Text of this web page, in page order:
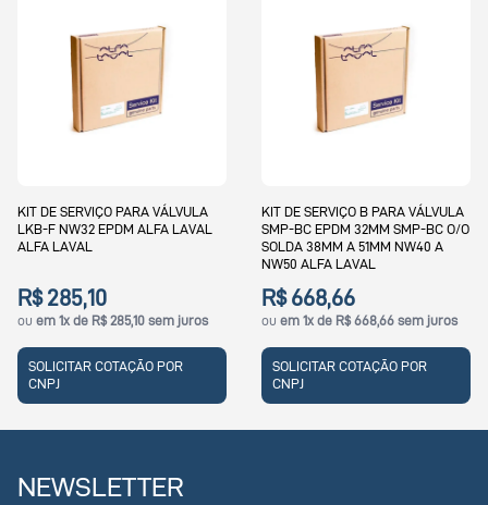
DE SERVIÇO PARA VÁLVULA
F NW32 EPDM ALFA LAVAL
LAVAL
285,10
em 1x de R$ 285,10 sem juros
SOLICITAR COTAÇÃO POR
CNPJ
KIT DE SERVIÇO B PARA VÁLVULA
SMP-BC EPDM 32MM SMP-BC O/O
SOLDA 38MM A 51MM NW40 A
NW50 ALFA LAVAL
R$ 668,66
em 1x de R$ 668,66 sem juros
SOLICITAR COTAÇÃO POR
CNPJ
NEWSLETTER